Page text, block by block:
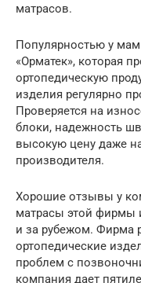
матрасов.
Популярностью у
«Орматек», которая
ортопедическую
изделия регулярно
Проверяется на
блоки, надежность
высокую цену даже
производителя.
Хорошие отзывы у
матрасы этой фирмы
и за рубежом. Фирма
ортопедические
проблем с
компания дает